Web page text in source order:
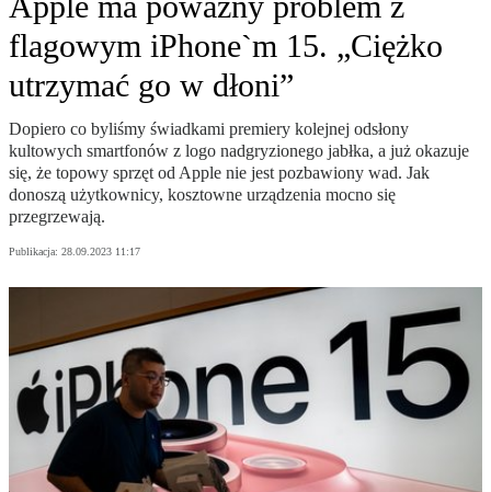
flagowym iPhone`m 15. „Ciężko
utrzymać go w dłoni”
Dopiero co byliśmy świadkami premiery kolejnej odsłony
kultowych smartfonów z logo nadgryzionego jabłka, a już okazuje
się, że topowy sprzęt od Apple nie jest pozbawiony wad. Jak
donoszą użytkownicy, kosztowne urządzenia mocno się
przegrzewają.
Publikacja: 28.09.2023 11:17